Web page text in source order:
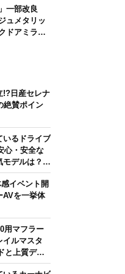
一部改良
ュメタリッ
ドアミラー
!?日産セレナ
絶賛ポイン
いるドライブ
心・安全な
モデルは？
イベント開
を一挙体
用マフラー
イルマスタ
と上質デザ